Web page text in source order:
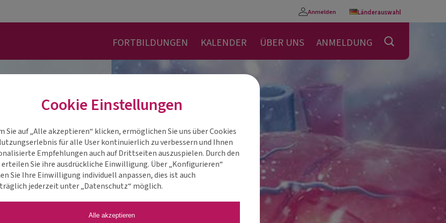
Anmelden
Konto
Länderauswahl
FORTBILDUNGEN KALENDER ÜBER UNS ANMELDUNG
Cookie Einstellungen
Sie auf „Alle akzeptieren“ klicken, ermöglichen Sie uns über Cookies
für alle User kontinuierlich zu verbessern und Ihnen
Empfehlungen auch auf Drittseiten auszuspielen. Durch den
Sie ihre ausdrückliche Einwilligung. Über „Konfigurieren“
Sie Ihre Einwilligung individuell anpassen, dies ist auch
jederzeit unter „Datenschutz“ möglich.
Alle akzeptieren